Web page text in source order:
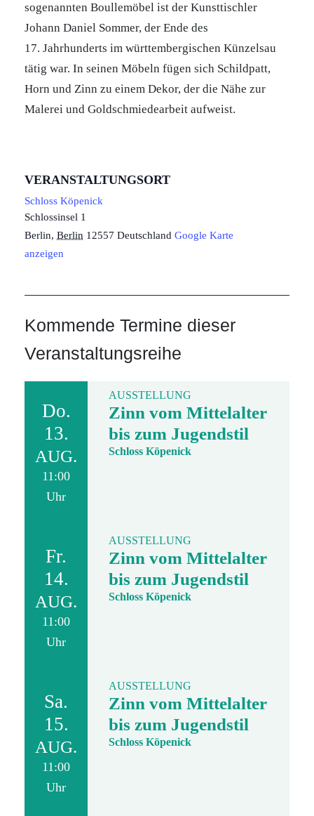
sogenannten Boullemöbel ist der Kunsttischler
Johann Daniel Sommer, der Ende des
17. Jahrhunderts im württembergischen Künzelsau
tätig war. In seinen Möbeln fügen sich Schildpatt,
Horn und Zinn zu einem Dekor, der die Nähe zur
Malerei und Goldschmiedearbeit aufweist.
VERANSTALTUNGSORT
Schloss Köpenick
Schlossinsel 1
Berlin, Berlin 12557 Deutschland Google Karte
anzeigen
Kommende Termine dieser
Veranstaltungsreihe
Do.
13.
AUG.
11:00
Uhr
AUSSTELLUNG
Zinn vom Mittelalter
bis zum Jugendstil
Schloss Köpenick
Fr.
14.
AUG.
11:00
Uhr
AUSSTELLUNG
Zinn vom Mittelalter
bis zum Jugendstil
Schloss Köpenick
Sa.
15.
AUG.
11:00
Uhr
AUSSTELLUNG
Zinn vom Mittelalter
bis zum Jugendstil
Schloss Köpenick